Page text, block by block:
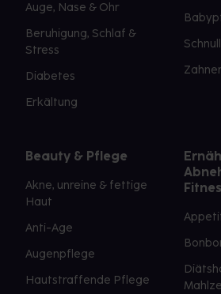
Auge, Nase & Ohr
Beruhigung, Schlaf &
Stress
Diabetes
Erkältung
Beauty & Pflege
Akne, unreine & fettige
Haut
Anti-Age
Augenpflege
Hautstraffende Pflege